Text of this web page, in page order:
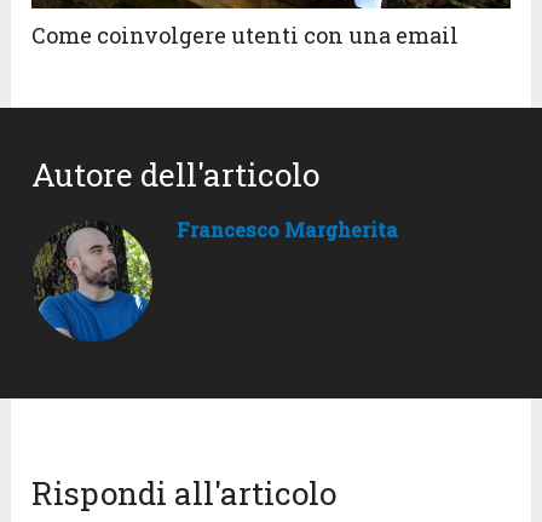
Come coinvolgere utenti con una email
Autore dell'articolo
Francesco Margherita
Rispondi all'articolo